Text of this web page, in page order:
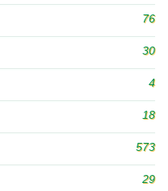
76
30
4
18
573
29